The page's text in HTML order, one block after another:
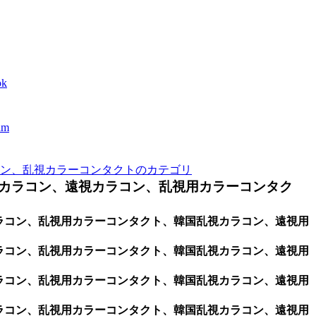
、乱視カラーコンタクトのカテゴリ
ラコン、遠視カラコン、乱視用カラーコンタク
ン、乱視用カラーコンタクト、韓国乱視カラコン、遠視用
ン、乱視用カラーコンタクト、韓国乱視カラコン、遠視用
ン、乱視用カラーコンタクト、韓国乱視カラコン、遠視用
ン、乱視用カラーコンタクト、韓国乱視カラコン、遠視用